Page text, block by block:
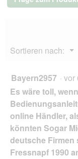
gelb
Sortieren nach:
▼
Bayern2957 · vor
Es wäre toll,
online Händler,
könnten Sogar
deutsche Firmen
Fressnapf 1990